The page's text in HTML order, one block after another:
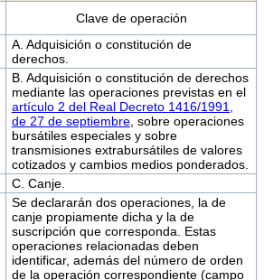
Clave de operación
A. Adquisición o constitución de
derechos.
B. Adquisición o constitución de derechos
mediante las operaciones previstas en el
artículo 2 del Real Decreto 1416/1991,
de 27 de septiembre, sobre operaciones
bursátiles especiales y sobre
transmisiones extrabursátiles de valores
cotizados y cambios medios ponderados.
C. Canje.
Se declararán dos operaciones, la de
canje propiamente dicha y la de
suscripción que corresponda. Estas
operaciones relacionadas deben
identificar, además del número de orden
de la operación correspondiente (campo